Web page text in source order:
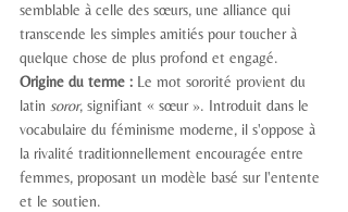
semblable à celle des sœurs, une alliance qui
transcende les simples amitiés pour toucher à
quelque chose de plus profond et engagé.
Origine du terme : Le mot sororité provient du
latin soror, signifiant « sœur ». Introduit dans le
vocabulaire du féminisme moderne, il s'oppose à
la rivalité traditionnellement encouragée entre
femmes, proposant un modèle basé sur l'entente
et le soutien.